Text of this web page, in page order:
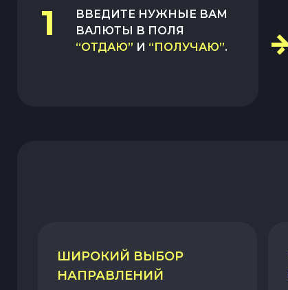
1
ВВЕДИТЕ НУЖНЫЕ ВАМ
ВАЛЮТЫ В ПОЛЯ
“ОТДАЮ” И “ПОЛУЧАЮ”.
ШИРОКИЙ ВЫБОР
НАПРАВЛЕНИЙ